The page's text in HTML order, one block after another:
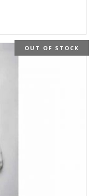
OUT OF STOCK